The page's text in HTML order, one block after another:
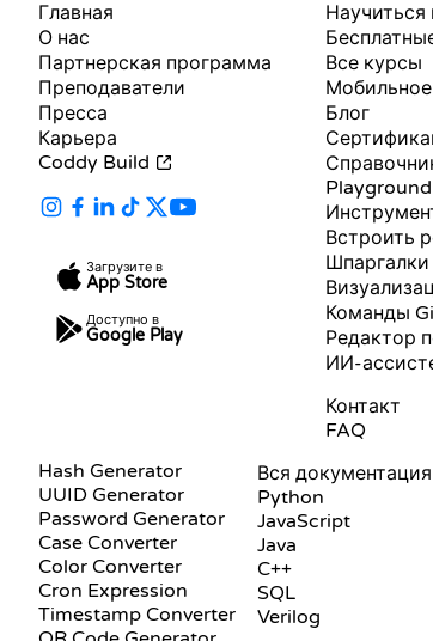
Главная
О нас
Партнерская программа
Преподаватели
Пресса
Карьера
Coddy Build
Загрузите в
App Store
Доступно в
Google Play
Все курсы
Блог
Playground
Встроить
Шпаргалки
Команды
ИИ-
Контакт
FAQ
Hash Generator
UUID Generator
Password Generator
Case Converter
Color Converter
Cron Expression
Timestamp Converter
Вся документация
Python
JavaScript
Java
C++
SQL
Verilog